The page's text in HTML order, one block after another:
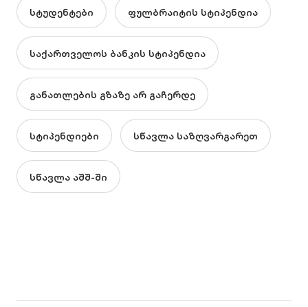
სტუდენტები ფულბრაიტის სტიპენდია
საქართველოს ბანკის სტიპენდია
განათლების გზაზე არ გაჩერდე
სტიპენდიები სწავლა საზღვარგარეთ
სწავლა აშშ-ში